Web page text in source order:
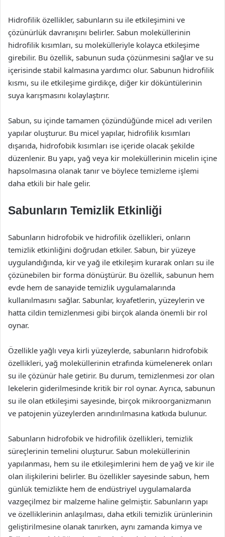
Hidrofilik özellikler, sabunların su ile etkileşimini ve
çözünürlük davranışını belirler. Sabun moleküllerinin
hidrofilik kısımları, su molekülleriyle kolayca etkileşime
girebilir. Bu özellik, sabunun suda çözünmesini sağlar ve su
içerisinde stabil kalmasına yardımcı olur. Sabunun hidrofilik
kısmı, su ile etkileşime girdikçe, diğer kir döküntülerinin
suya karışmasını kolaylaştırır.
Sabun, su içinde tamamen çözündüğünde micel adı verilen
yapılar oluşturur. Bu micel yapılar, hidrofilik kısımları
dışarıda, hidrofobik kısımları ise içeride olacak şekilde
düzenlenir. Bu yapı, yağ veya kir moleküllerinin micelin içine
hapsolmasına olanak tanır ve böylece temizleme işlemi
daha etkili bir hale gelir.
Sabunların Temizlik Etkinliği
Sabunların hidrofobik ve hidrofilik özellikleri, onların
temizlik etkinliğini doğrudan etkiler. Sabun, bir yüzeye
uygulandığında, kir ve yağ ile etkileşim kurarak onları su ile
çözünebilen bir forma dönüştürür. Bu özellik, sabunun hem
evde hem de sanayide temizlik uygulamalarında
kullanılmasını sağlar. Sabunlar, kıyafetlerin, yüzeylerin ve
hatta cildin temizlenmesi gibi birçok alanda önemli bir rol
oynar.
Özellikle yağlı veya kirli yüzeylerde, sabunların hidrofobik
özellikleri, yağ moleküllerinin etrafında kümelenerek onları
su ile çözünür hale getirir. Bu durum, temizlenmesi zor olan
lekelerin giderilmesinde kritik bir rol oynar. Ayrıca, sabunun
su ile olan etkileşimi sayesinde, birçok mikroorganizmanın
ve patojenin yüzeylerden arındırılmasına katkıda bulunur.
Sabunların hidrofobik ve hidrofilik özellikleri, temizlik
süreçlerinin temelini oluşturur. Sabun moleküllerinin
yapılanması, hem su ile etkileşimlerini hem de yağ ve kir ile
olan ilişkilerini belirler. Bu özellikler sayesinde sabun, hem
günlük temizlikte hem de endüstriyel uygulamalarda
vazgeçilmez bir malzeme haline gelmiştir. Sabunların yapı
ve özelliklerinin anlaşılması, daha etkili temizlik ürünlerinin
geliştirilmesine olanak tanırken, aynı zamanda kimya ve